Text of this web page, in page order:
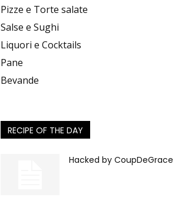
Pizze e Torte salate
Salse e Sughi
Liquori e Cocktails
Pane
Bevande
RECIPE OF THE DAY
Hacked by CoupDeGrace